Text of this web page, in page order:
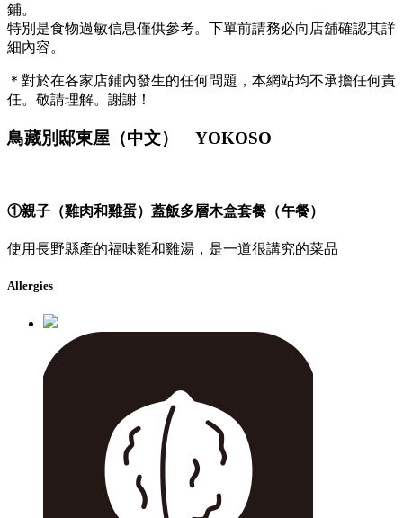
鋪。
特別是食物過敏信息僅供參考。下單前請務必向店舖確認其詳
細內容。
＊對於在各家店鋪內發生的任何問題，本網站均不承擔任何責
任。敬請理解。謝謝！
鳥藏別邸東屋（中文） YOKOSO
①親子（雞肉和雞蛋）蓋飯多層木盒套餐（午餐）
使用長野縣產的福味雞和雞湯，是一道很講究的菜品
Allergies